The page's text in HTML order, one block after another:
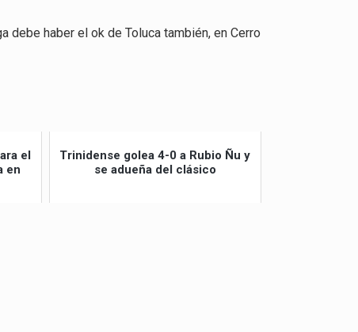
debe haber el ok de Toluca también, en Cerro
el
en
Trinidense golea 4-0 a Rubio Ñu y
se adueña del clásico